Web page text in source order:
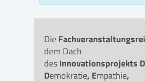
Die
dem Dach
desInnovationsprojekts
Demokratie, Empathie,